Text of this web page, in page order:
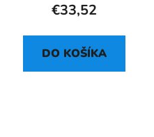
€33,52
DO KOŠÍKA